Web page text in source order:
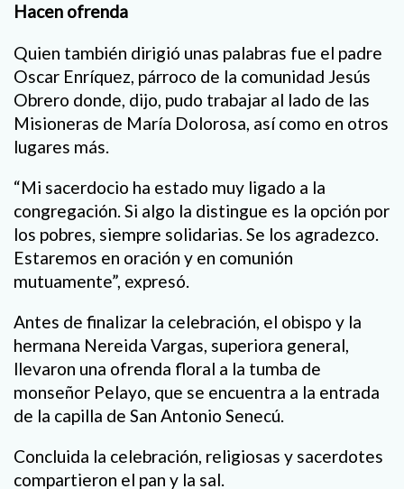
Hacen ofrenda
Quien también dirigió unas palabras fue el padre
Oscar Enríquez, párroco de la comunidad Jesús
Obrero donde, dijo, pudo trabajar al lado de las
Misioneras de María Dolorosa, así como en otros
lugares más.
“Mi sacerdocio ha estado muy ligado a la
congregación. Si algo la distingue es la opción por
los pobres, siempre solidarias. Se los agradezco.
Estaremos en oración y en comunión
mutuamente”, expresó.
Antes de finalizar la celebración, el obispo y la
hermana Nereida Vargas, superiora general,
llevaron una ofrenda floral a la tumba de
monseñor Pelayo, que se encuentra a la entrada
de la capilla de San Antonio Senecú.
Concluida la celebración, religiosas y sacerdotes
compartieron el pan y la sal.